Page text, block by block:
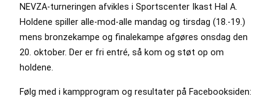
NEVZA-turneringen afvikles i Sportscenter Ikast Hal A.
Holdene spiller alle-mod-alle mandag og tirsdag (18.-19.)
mens bronzekampe og finalekampe afgøres onsdag den
20. oktober. Der er fri entré, så kom og støt op om
holdene.
Følg med i kampprogram og resultater på Facebooksiden: